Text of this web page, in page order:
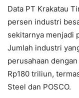
Data PT Krakatau
persen industri
sekitarnya menjadi
Jumlah industri
perusahaan
Rp180 triliun,
Steel dan POSCO.